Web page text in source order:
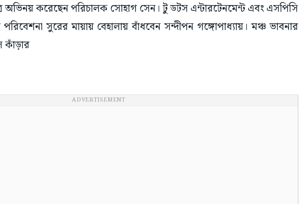
অভিনয় করেছেন পরিচালক সোহাগ সেন। টু ডটস এন্টারটেনমেন্ট এবং এসপিসি
সুরের মায়ায় বেহালায় বাঁধবেন সন্দীপন গঙ্গোপাধ্যায়। মঞ্চ ভাবনার
কাঁড়ার
ADVERTISEMENT